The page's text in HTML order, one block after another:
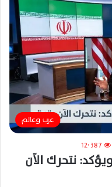
عرب وعالم
12٬387
نتحرك الآن